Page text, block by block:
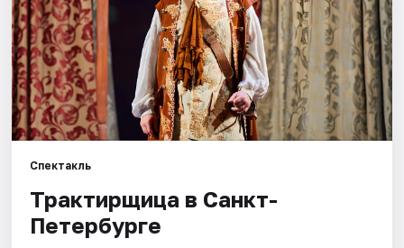
Экскурсии
Спорт
События
Площадки
Артисты
Спектакль
Трактирщица в Санкт-
Петербурге